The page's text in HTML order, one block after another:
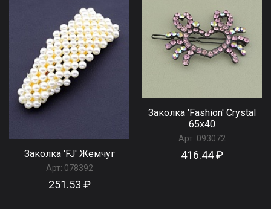
Заколка 'FJ' Жемчуг
Арт: 078392
251.53 ₽
Заколка 'Fashion' Сrystal
65х40
Арт: 093072
416.44 ₽